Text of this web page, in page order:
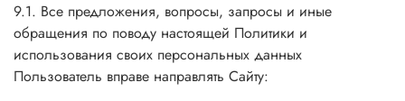
9.1. Все предложения, вопросы, запросы и иные
обращения по поводу настоящей Политики и
использования своих персональных данных
Пользователь вправе направлять Сайту: